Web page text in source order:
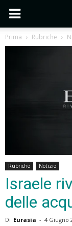
Prima Rubriche
Rubriche Notizie
Israele
delle
Di Eurasia - 4 Giugno